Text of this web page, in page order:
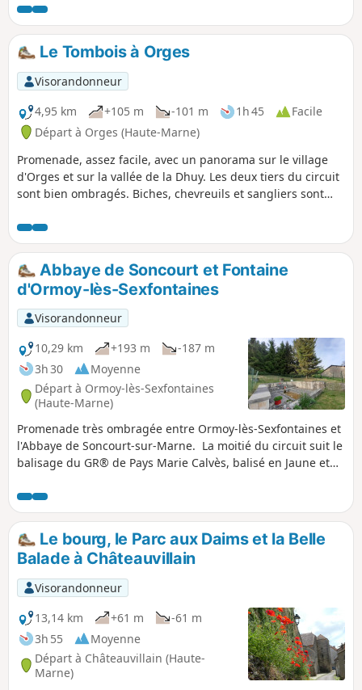
domaniale la plus proche de l’agglomération de Chaumont,
préfecture du département. Elle est gérée par l’ONF pour la
production durable de bois de qualité, la protection de
l’environnement et la fréquentation par le public, tout en
permettant l’usage de la chasse en hiver. Elle est très
fréquentée par le public qui y recherche le calme et le
contact avec la nature aux portes de la ville. C’est une forêt
de plateau calcaire, constituée de peuplements feuillus à
base de hêtre. Les paysages y sont variés, passant du taillis-
sous-futaie à la futaie. Un sentier de découverte de la
nature qui démarre à l’Aire d’accueil du Muguet permet de
se familiariser avec les principales essences présentes.
Le Tombois à Orges
Visorandonneur
4,95 km
+105 m -101 m 1h 45
Facile
Départ à Orges (Haute-Marne)
Promenade, assez facile, avec un panorama sur le village
d'Orges et sur la vallée de la Dhuy. Les deux tiers du circuit
sont bien ombragés. Biches, chevreuils et sangliers sont
Abbaye de Soncourt et Fontaine
d'Ormoy-lès-Sexfontaines
Visorandonneur
10,29 km
+193 m
-187 m
3h 30
Moyenne
Départ à Ormoy-lès-Sexfontaines
(Haute-Marne)
Promenade très ombragée entre Ormoy-lès-Sexfontaines et
l'Abbaye de Soncourt-sur-Marne. La moitié du circuit suit le
balisage du GR® de Pays Marie Calvès, balisé en Jaune et
Le bourg, le Parc aux Daims et la Belle
Balade à Châteauvillain
Visorandonneur
13,14 km
+61 m
-61 m
3h 55
Moyenne
Départ à Châteauvillain (Haute-
Marne)